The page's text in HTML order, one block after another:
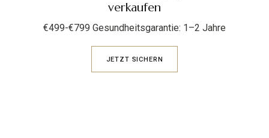
verkaufen
€499-€799 Gesundheitsgarantie: 1–2 Jahre
JETZT SICHERN